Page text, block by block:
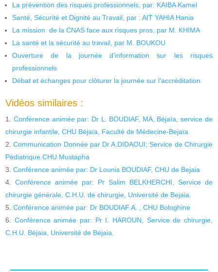
La prévention des risques professionnels, par: KAIBA Kamel
Santé, Sécurité et Dignité au Travail, par : AIT YAHIA Hania
La mission de la CNAS face aux risques pros, par M. KHIMA
La santé et la sécurité au travail, par M. BOUKOU
Ouverture de la journée d’information sur les risques
professionnels
Débat et échanges pour clôturer la journée sur l’accréditation
Vidéos similaires :
Conférence animée par: Dr L. BOUDIAF, MA, Béjaïa, service de
chirurgie infantile, CHU Béjaïa, Faculté de Médecine-Bejaïa
Communication Donnée par Dr A.DIDAOUI; Service de Chirurgie
Pédiatrique.CHU Mustapha
Conférence animée par: Dr Lounis BOUDIAF, CHU de Bejaia
Conférence animée par: Pr Salim BELKHERCHI, Service de
chirurgie générale, C.H.U. de chirurgie, Université de Bejaia.
Conférence animée par: Dr BOUDIAF A. , CHU Bologhine
Conférence animée par: Pr I. HAROUN, Service de chirurgie,
C.H.U. Béjaia, Université de Béjaia.